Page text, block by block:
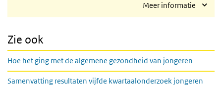
Meer informatie
Zie ook
Hoe het ging met de algemene gezondheid van jongeren
Samenvatting resultaten vijfde kwartaalonderzoek jongeren